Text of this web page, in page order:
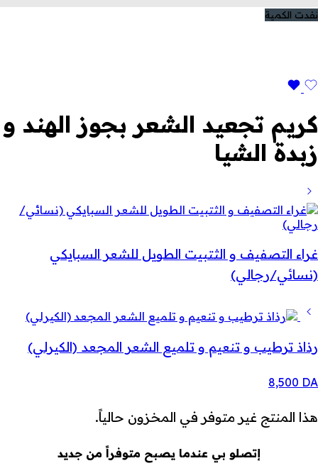
نفدت الكمية
كريم تجعيد الشعر بجوز الهند و
زبدة الشيا
غراء التصفيف و الثتبيت الطويل للشعر السبايكي
(نسائي/رجالي)
رذاذ ترطيب و تنعيم و تلميع الشعر المجعد (الكيرلي)
8,500 DA
هذا المنتج غير متوفر في المخزون حالياً.
إتصلو بي عندما يصبح متوفراً من جديد